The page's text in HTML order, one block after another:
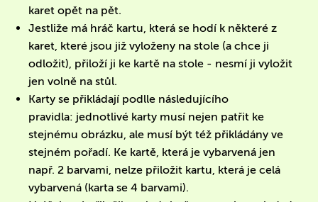
karet opět na pět.
Jestliže má hráč kartu, která se hodí k některé z
karet, které jsou již vyloženy na stole (a chce ji
odložit), přiloží ji ke kartě na stole - nesmí ji vyložit
jen volně na stůl.
Karty se přikládají podlle následujícího
pravidla: jednotlivé karty musí nejen patřit ke
stejnému obrázku, ale musí být též přikládány ve
stejném pořadí. Ke kartě, která je vybarvená jen
např. 2 barvami, nelze přiložit kartu, která je celá
vybarvená (karta se 4 barvami).